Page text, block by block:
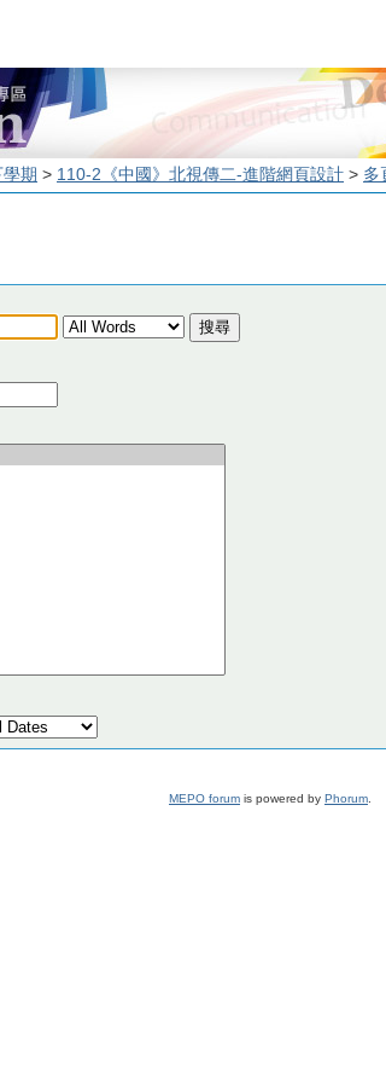
期 > 110-2《中國》北視傳二-進階網頁設計 > 多
MEPO forum is powered by Phorum